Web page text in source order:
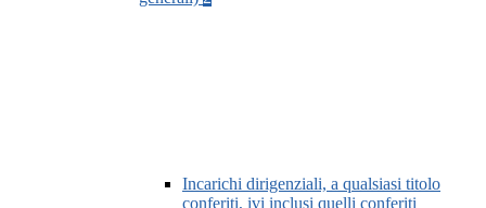
Incarichi dirigenziali, a qualsiasi titolo
conferiti, ivi inclusi quelli conferiti